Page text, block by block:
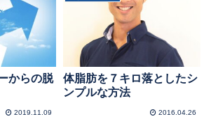
からの脱
2019.11.09
体脂肪を７キロ落としたシ
ンプルな方法
2016.04.26